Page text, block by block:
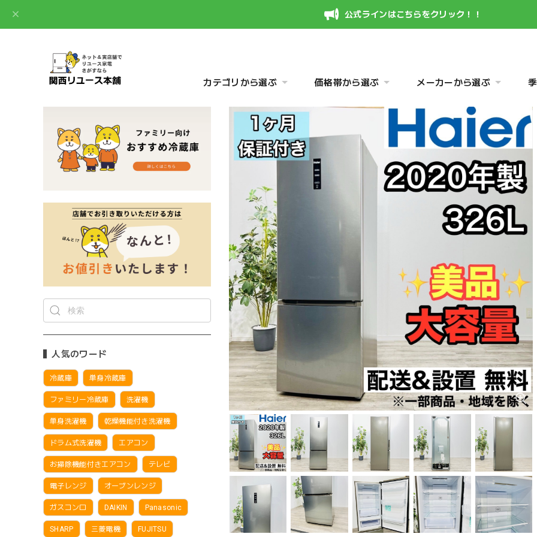
公式ラインはこちらをクリック！！
カテゴリから選ぶ 価格帯から選ぶ メーカーから選ぶ
人気のワード
冷蔵庫 単身冷蔵庫
ファミリー冷蔵庫 洗濯機
単身洗濯機 乾燥機能付き洗濯機
ドラム式洗濯機 エアコン
お掃除機能付きエアコン テレビ
電子レンジ オーブンレンジ
ガスコンロ DAIKIN Panasonic
SHARP 三菱電機 FUJITSU